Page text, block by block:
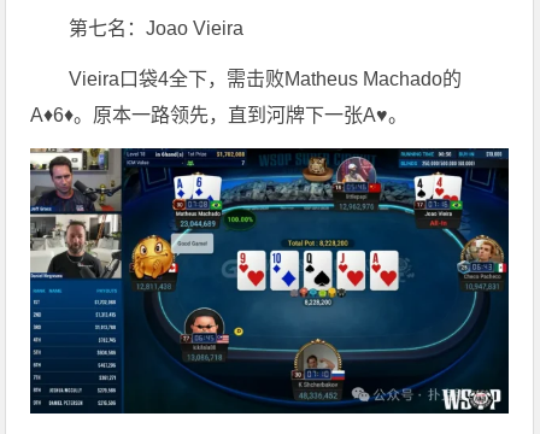
第七名：Joao Vieira
Vieira口袋4全下，需击败Matheus Machado的
A♦6♦。原本一路领先，直到河牌下一张A♥。